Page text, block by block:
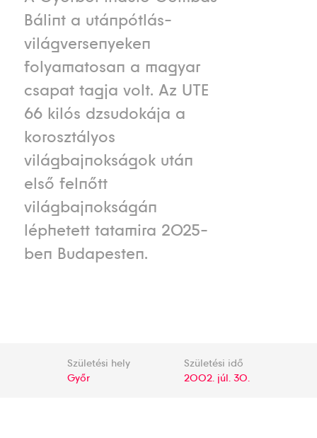
Bálint a utánpótlás-
világversenyeken
folyamatosan a magyar
csapat tagja volt. Az UTE
66 kilós dzsudokája a
korosztályos
világbajnokságok után
első felnőtt
világbajnokságán
léphetett tatamira 2025-
ben Budapesten.
Születési hely
Győr
Születési idő
2002. júl. 30.